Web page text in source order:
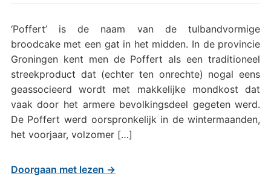
‘Poffert’ is de naam van de tulbandvormige
broodcake met een gat in het midden. In de provincie
Groningen kent men de Poffert als een traditioneel
streekproduct dat (echter ten onrechte) nogal eens
geassocieerd wordt met makkelijke mondkost dat
vaak door het armere bevolkingsdeel gegeten werd.
De Poffert werd oorspronkelijk in de wintermaanden,
het voorjaar, volzomer […]
Doorgaan met lezen →